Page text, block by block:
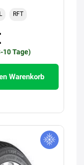
RFT
10 Tage)
Warenkorb